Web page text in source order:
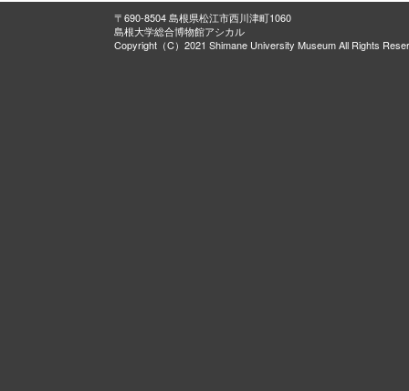
〒690-8504 島根県松江市西川津町1060
島根大学総合博物館アシカル
Copyright（C）2021 Shimane University Museum All Rights